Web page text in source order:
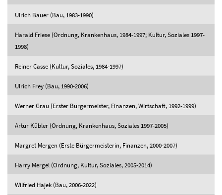
Ulrich Bauer (Bau, 1983-1990)
Harald Friese (Ordnung, Krankenhaus, 1984-1997; Kultur, Soziales 1997-
1998)
Reiner Casse (Kultur, Soziales, 1984-1997)
Ulrich Frey (Bau, 1990-2006)
Werner Grau (Erster Bürgermeister, Finanzen, Wirtschaft, 1992-1999)
Artur Kübler (Ordnung, Krankenhaus, Soziales 1997-2005)
Margret Mergen (Erste Bürgermeisterin, Finanzen, 2000-2007)
Harry Mergel (Ordnung, Kultur, Soziales, 2005-2014)
Wilfried Hajek (Bau, 2006-2022)